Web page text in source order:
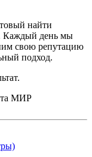
найти
Каждый день мы
свою репутацию
подход.